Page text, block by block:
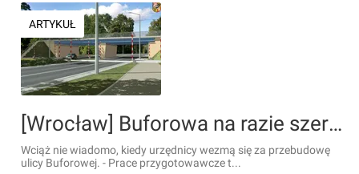
ARTYKUŁ
[Wrocław] Buforowa na razie szersza nie będzie. Miasto rozmawia z PKP o remoncie wiaduktu
Wciąż nie wiadomo, kiedy urzędnicy wezmą się za przebudowę
ulicy Buforowej. - Prace przygotowawcze t...